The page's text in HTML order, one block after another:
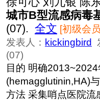
城市B型流感病毒
(07). 全文 [初级会
发表人： kickingbird
(07)
目的 明确
(hemagglutinin,HA)
方法 采集哨点医院流